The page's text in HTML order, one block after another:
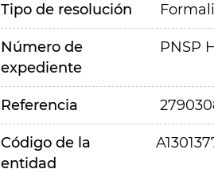
Tipo de resolución
Número de
expediente
PNSP
Referencia
Código de la
entidad